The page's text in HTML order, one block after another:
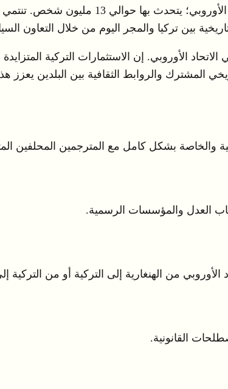
اللغة الهنغارية هي اللغة الرسمية في المجر
بين تركيا والمجر اليوم من خلال التعاون
الأوروبي. إن الاستثمارات التركية
المشترك والروابط الثقافية بين البلدين يعزز
العدل والمؤسسات الرسمية.
من الهنغارية إلى التركية أو من التركية
القانونية.